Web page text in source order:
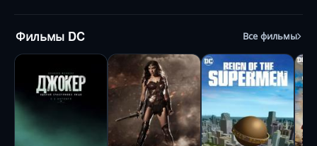
Фильмы DC Все фильмы